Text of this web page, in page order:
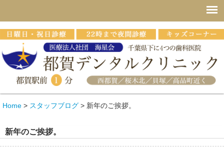
Home > スタッフブログ > 新年のご挨拶。
新年のご挨拶。